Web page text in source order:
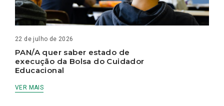
22 de julho de 2026
PAN/A quer saber estado de
execução da Bolsa do Cuidador
Educacional
VER MAIS